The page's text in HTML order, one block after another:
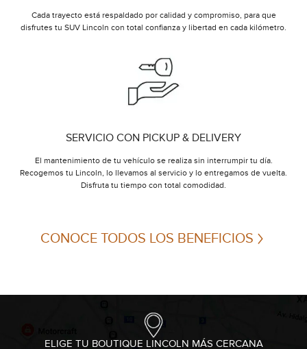
Cada trayecto está respaldado por calidad y compromiso, para que
disfrutes tu SUV Lincoln con total confianza y libertad en cada kilómetro.
SERVICIO CON PICKUP & DELIVERY
El mantenimiento de tu vehículo se realiza sin interrumpir tu día.
Recogemos tu Lincoln, lo llevamos al servicio y lo entregamos de vuelta.
Disfruta tu tiempo con total comodidad.
CONOCE TODOS LOS BENEFICIOS
ELIGE TU BOUTIQUE LINCOLN MÁS CERCANA